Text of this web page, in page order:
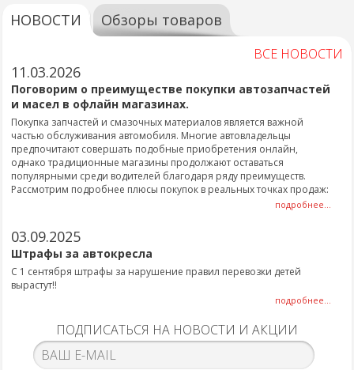
НОВОСТИ Обзоры товаров
ВСЕ НОВОСТИ
11.03.2026
Поговорим о преимуществе покупки автозапчастей
и масел в офлайн магазинах.
Покупка запчастей и смазочных материалов является важной
частью обслуживания автомобиля. Многие автовладельцы
предпочитают совершать подобные приобретения онлайн,
однако традиционные магазины продолжают оставаться
популярными среди водителей благодаря ряду преимуществ.
Рассмотрим подробнее плюсы покупок в реальных точках продаж:
подробнее...
03.09.2025
Штрафы за автокресла
С 1 сентября штрафы за нарушение правил перевозки детей
вырастут!!
подробнее...
ПОДПИСАТЬСЯ НА НОВОСТИ И АКЦИИ